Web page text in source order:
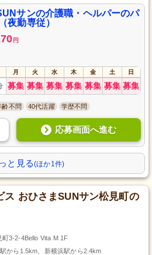
サンの介護職・ヘルパーのパ
夜勤専従）
円
月 火 水 木 金 土 日
募集 募集 募集 募集 募集 募集 募集
齢不問 40代活躍 学歴不問
応募画面へ進む
と見る(ほか1件)
ス おひさまSUNサン松見町の
3-2-4Bello Vita M 1F
から1.5km、新横浜駅から2.4km